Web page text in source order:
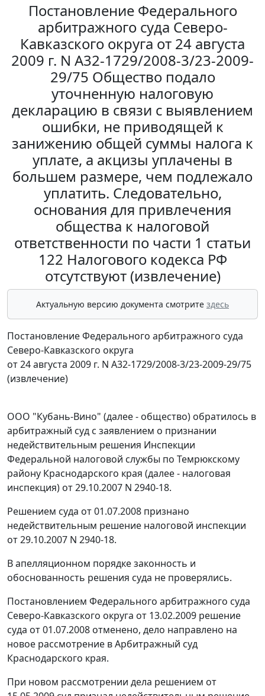
Постановление Федерального
арбитражного суда Северо-
Кавказского округа от 24 августа
2009 г. N А32-1729/2008-3/23-2009-
29/75 Общество подало
уточненную налоговую
декларацию в связи с выявлением
ошибки, не приводящей к
занижению общей суммы налога к
уплате, а акцизы уплачены в
большем размере, чем подлежало
уплатить. Следовательно,
основания для привлечения
общества к налоговой
ответственности по части 1 статьи
122 Налогового кодекса РФ
отсутствуют (извлечение)
Актуальную версию документа смотрите здесь
Постановление Федерального арбитражного суда
Северо-Кавказского округа
от 24 августа 2009 г. N А32-1729/2008-3/23-2009-29/75
(извлечение)
ООО "Кубань-Вино" (далее - общество) обратилось в
арбитражный суд с заявлением о признании
недействительным решения Инспекции
Федеральной налоговой службы по Темрюкскому
району Краснодарского края (далее - налоговая
инспекция) от 29.10.2007 N 2940-18.
Решением суда от 01.07.2008 признано
недействительным решение налоговой инспекции
от 29.10.2007 N 2940-18.
В апелляционном порядке законность и
обоснованность решения суда не проверялись.
Постановлением Федерального арбитражного суда
Северо-Кавказского округа от 13.02.2009 решение
суда от 01.07.2008 отменено, дело направлено на
новое рассмотрение в Арбитражный суд
Краснодарского края.
При новом рассмотрении дела решением от